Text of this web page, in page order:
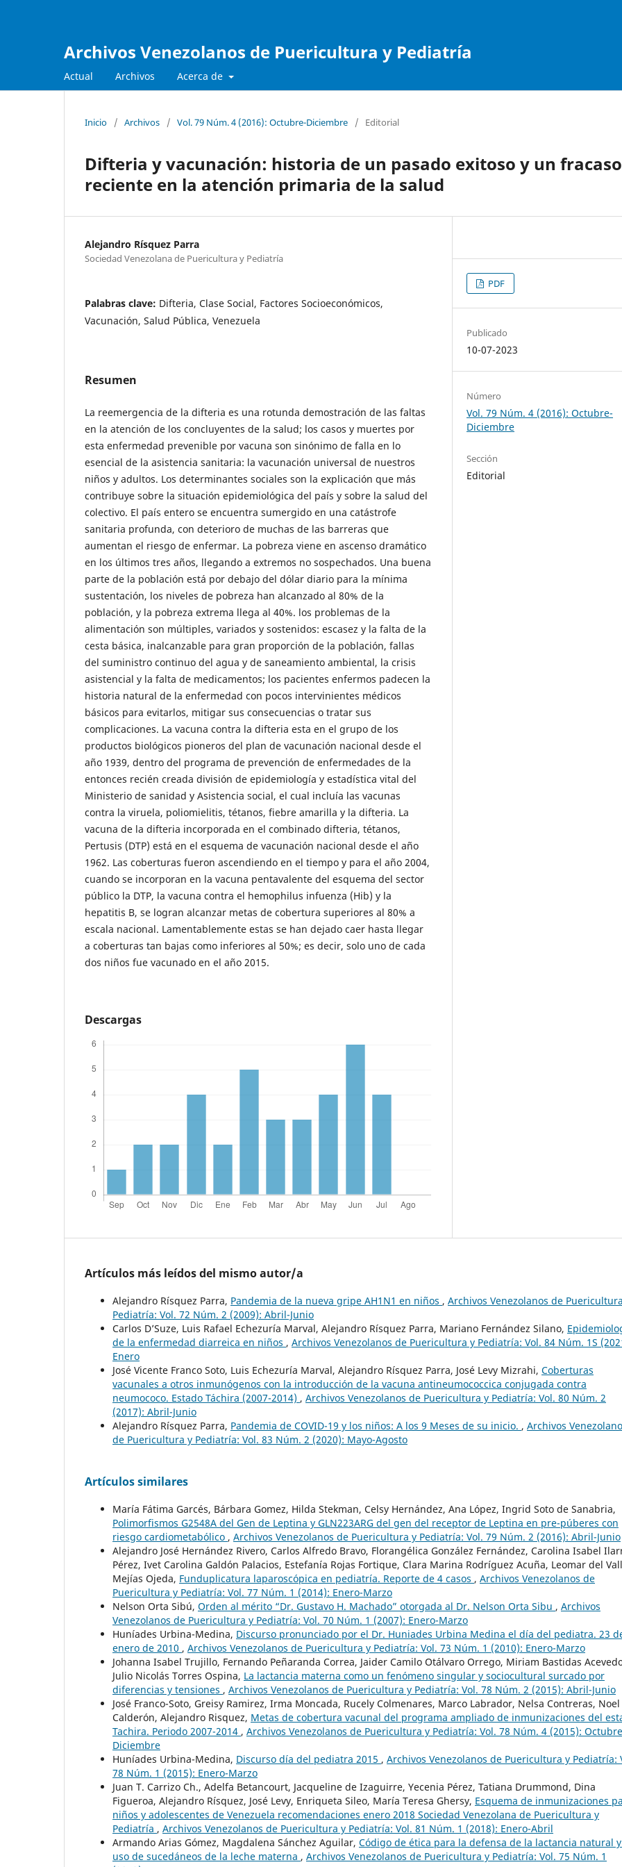
Archivos Venezolanos de Puericultura y Pediatría
Actual Archivos Acerca de
Inicio / Archivos / Vol. 79 Núm. 4 (2016): Octubre-Diciembre / Editorial
Difteria y vacunación: historia de un pasado exitoso y un fracaso
reciente en la atención primaria de la salud
Alejandro Rísquez Parra
Sociedad Venezolana de Puericultura y Pediatría
Palabras clave: Difteria, Clase Social, Factores Socioeconómicos,
Vacunación, Salud Pública, Venezuela
Resumen
La reemergencia de la difteria es una rotunda demostración de las faltas
en la atención de los concluyentes de la salud; los casos y muertes por
esta enfermedad prevenible por vacuna son sinónimo de falla en lo
esencial de la asistencia sanitaria: la vacunación universal de nuestros
niños y adultos. Los determinantes sociales son la explicación que más
contribuye sobre la situación epidemiológica del país y sobre la salud del
colectivo. El país entero se encuentra sumergido en una catástrofe
sanitaria profunda, con deterioro de muchas de las barreras que
aumentan el riesgo de enfermar. La pobreza viene en ascenso dramático
en los últimos tres años, llegando a extremos no sospechados. Una buena
parte de la población está por debajo del dólar diario para la mínima
sustentación, los niveles de pobreza han alcanzado al 80% de la
población, y la pobreza extrema llega al 40%. los problemas de la
alimentación son múltiples, variados y sostenidos: escasez y la falta de la
cesta básica, inalcanzable para gran proporción de la población, fallas
del suministro continuo del agua y de saneamiento ambiental, la crisis
asistencial y la falta de medicamentos; los pacientes enfermos padecen la
historia natural de la enfermedad con pocos intervinientes médicos
básicos para evitarlos, mitigar sus consecuencias o tratar sus
complicaciones. La vacuna contra la difteria esta en el grupo de los
productos biológicos pioneros del plan de vacunación nacional desde el
año 1939, dentro del programa de prevención de enfermedades de la
entonces recién creada división de epidemiología y estadística vital del
Ministerio de sanidad y Asistencia social, el cual incluía las vacunas
contra la viruela, poliomielitis, tétanos, fiebre amarilla y la difteria. La
vacuna de la difteria incorporada en el combinado difteria, tétanos,
Pertusis (DTP) está en el esquema de vacunación nacional desde el año
1962. Las coberturas fueron ascendiendo en el tiempo y para el año 2004,
cuando se incorporan en la vacuna pentavalente del esquema del sector
público la DTP, la vacuna contra el hemophilus infuenza (Hib) y la
hepatitis B, se logran alcanzar metas de cobertura superiores al 80% a
escala nacional. Lamentablemente estas se han dejado caer hasta llegar
a coberturas tan bajas como inferiores al 50%; es decir, solo uno de cada
dos niños fue vacunado en el año 2015.
Descargas
PDF
Publicado
10-07-2023
Número
Vol. 79 Núm. 4 (2016): Octubre-
Diciembre
Sección
Editorial
Artículos más leídos del mismo autor/a
Alejandro Rísquez Parra, Pandemia de la nueva gripe AH1N1 en niños , Archivos Venezolanos de
Pediatría: Vol. 72 Núm. 2 (2009): Abril-Junio
Carlos D’Suze, Luis Rafael Echezuría Marval, Alejandro Rísquez Parra, Mariano Fernández Silano,
de la enfermedad diarreica en niños , Archivos Venezolanos de Puericultura y Pediatría: Vol. 84 Núm. 1S
Enero
José Vicente Franco Soto, Luis Echezuría Marval, Alejandro Rísquez Parra, José Levy Mizrahi, Coberturas
vacunales a otros inmunógenos con la introducción de la vacuna antineumococcica conjugada contra
neumococo. Estado Táchira (2007-2014) , Archivos Venezolanos de Puericultura y Pediatría: Vol. 80 Núm. 2
(2017): Abril-Junio
Alejandro Rísquez Parra, Pandemia de COVID-19 y los niños: A los 9 Meses de su inicio. , Archivos
de Puericultura y Pediatría: Vol. 83 Núm. 2 (2020): Mayo-Agosto
Artículos similares
María Fátima Garcés, Bárbara Gomez, Hilda Stekman, Celsy Hernández, Ana López, Ingrid Soto de Sanabria,
Polimorfismos G2548A del Gen de Leptina y GLN223ARG del gen del receptor de Leptina en pre-púberes con
riesgo cardiometabólico , Archivos Venezolanos de Puericultura y Pediatría: Vol. 79 Núm. 2 (2016): Abril-Junio
Alejandro José Hernández Rivero, Carlos Alfredo Bravo, Florangélica González Fernández, Carolina Isabel
Pérez, Ivet Carolina Galdón Palacios, Estefanía Rojas Fortique, Clara Marina Rodríguez Acuña, Leomar del
Mejías Ojeda, Funduplicatura laparoscópica en pediatría. Reporte de 4 casos , Archivos Venezolanos de
Puericultura y Pediatría: Vol. 77 Núm. 1 (2014): Enero-Marzo
Nelson Orta Sibú, Orden al mérito “Dr. Gustavo H. Machado” otorgada al Dr. Nelson Orta Sibu , Archivos
Venezolanos de Puericultura y Pediatría: Vol. 70 Núm. 1 (2007): Enero-Marzo
Huníades Urbina-Medina, Discurso pronunciado por el Dr. Huniades Urbina Medina el día del pediatra. 23
enero de 2010 , Archivos Venezolanos de Puericultura y Pediatría: Vol. 73 Núm. 1 (2010): Enero-Marzo
Johanna Isabel Trujillo, Fernando Peñaranda Correa, Jaider Camilo Otálvaro Orrego, Miriam Bastidas
Julio Nicolás Torres Ospina, La lactancia materna como un fenómeno singular y sociocultural surcado por
diferencias y tensiones , Archivos Venezolanos de Puericultura y Pediatría: Vol. 78 Núm. 2 (2015): Abril-Junio
José Franco-Soto, Greisy Ramirez, Irma Moncada, Rucely Colmenares, Marco Labrador, Nelsa Contreras, Noel
Calderón, Alejandro Risquez, Metas de cobertura vacunal del programa ampliado de inmunizaciones del
Tachira. Periodo 2007-2014 , Archivos Venezolanos de Puericultura y Pediatría: Vol. 78 Núm. 4 (2015):
Diciembre
Huníades Urbina-Medina, Discurso día del pediatra 2015 , Archivos Venezolanos de Puericultura y Pediatría:
78 Núm. 1 (2015): Enero-Marzo
Juan T. Carrizo Ch., Adelfa Betancourt, Jacqueline de Izaguirre, Yecenia Pérez, Tatiana Drummond, Dina
Figueroa, Alejandro Rísquez, José Levy, Enriqueta Sileo, María Teresa Ghersy, Esquema de inmunizaciones
niños y adolescentes de Venezuela recomendaciones enero 2018 Sociedad Venezolana de Puericultura y
Pediatría , Archivos Venezolanos de Puericultura y Pediatría: Vol. 81 Núm. 1 (2018): Enero-Abril
Armando Arias Gómez, Magdalena Sánchez Aguilar, Código de ética para la defensa de la lactancia natural
uso de sucedáneos de la leche materna , Archivos Venezolanos de Puericultura y Pediatría: Vol. 75 Núm. 1